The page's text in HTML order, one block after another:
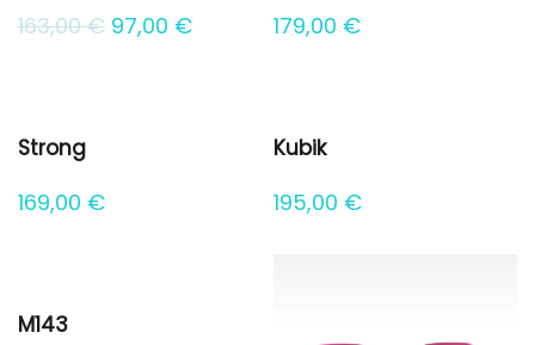
163,00€ Il
97,00 €Il
97,00 €.
179,00 €
Strong
169,00 €
Kubik
195,00 €
M143